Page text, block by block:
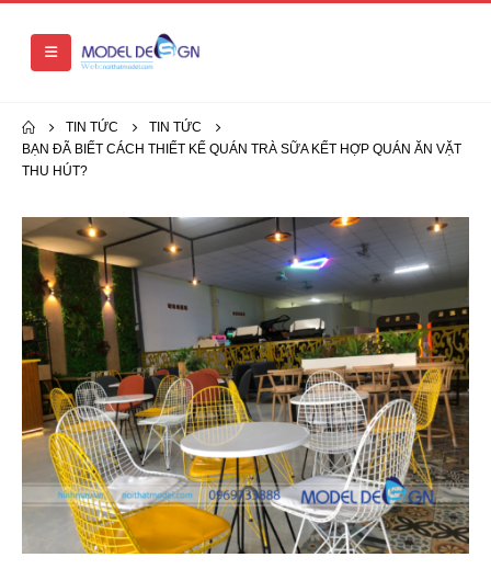
TIN TỨC
TIN TỨC
BẠN ĐÃ BIẾT CÁCH THIẾT KẾ QUÁN TRÀ SỮA KẾT HỢP QUÁN ĂN VẶT
THU HÚT?